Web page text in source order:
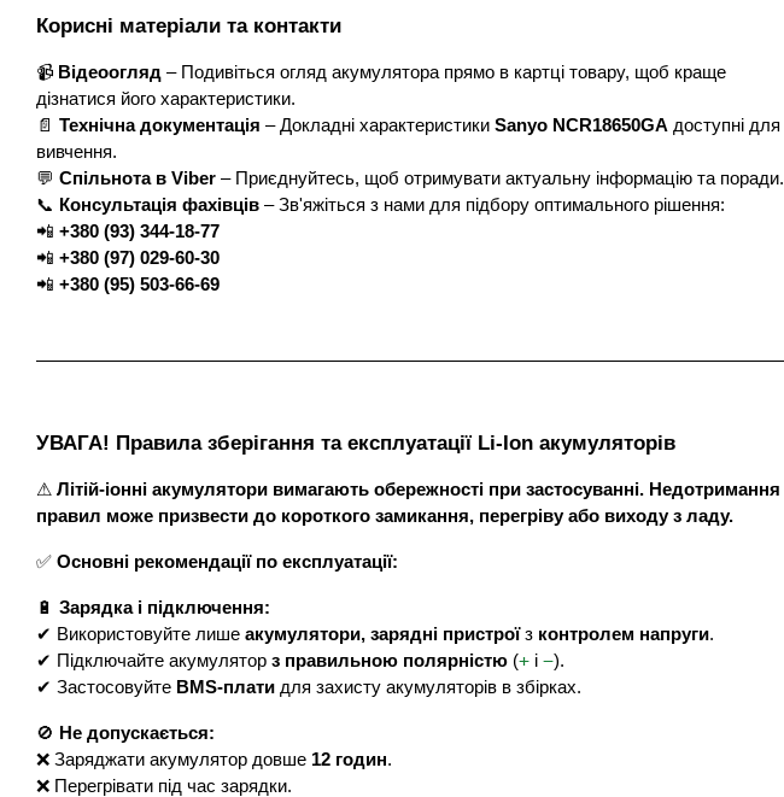
Корисні матеріали та контакти
📹 Відеоогляд – Подивіться огляд акумулятора прямо в картці товару, щоб краще
дізнатися його характеристики.
📄 Технічна документація – Докладні характеристики Sanyo NCR18650GA доступні для
вивчення.
💬 Спільнота в Viber – Приєднуйтесь, щоб отримувати актуальну інформацію та поради.
📞 Консультація фахівців – Зв'яжіться з нами для підбору оптимального рішення:
📲 +380 (93) 344-18-77
📲 +380 (97) 029-60-30
📲 +380 (95) 503-66-69
УВАГА! Правила зберігання та експлуатації Li-Ion акумуляторів
⚠ Літій-іонні акумулятори вимагають обережності при застосуванні. Недотримання
правил може призвести до короткого замикання, перегріву або виходу з ладу.
✅ Основні рекомендації по експлуатації:
🔋 Зарядка і підключення:
✔ Використовуйте лише акумулятори, зарядні пристроїз контролем напруги.
✔ Підключайте акумулятор з правильною полярністю (+ і −).
✔ Застосовуйте BMS-плати для захисту акумуляторів в збірках.
🚫 Не допускається:
❌ Заряджати акумулятор довше 12 годин.
❌ Перегрівати під час зарядки.